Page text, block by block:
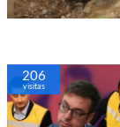
206
visitas